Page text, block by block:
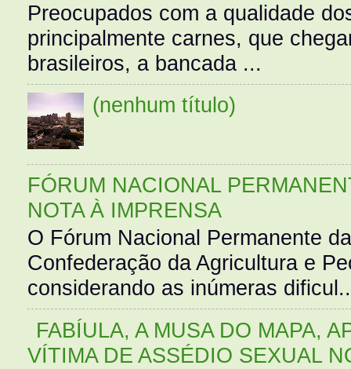
Preocupados com a qualidade
principalmente carnes, que
brasileiros, a bancada ...
(nenhum título)
FÓRUM NACIONAL
NOTA À IMPRENSA
O Fórum Nacional Permanente
Confederação da Agricultura e
considerando as inúmeras
FABÍULA, A MUSA DO MAPA,
VÍTIMA DE ASSÉDIO SEXUAL